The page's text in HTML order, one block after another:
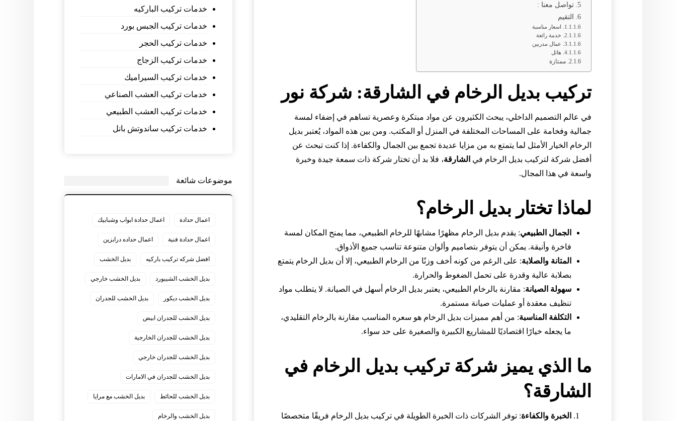
تواصل معنا :
التقيم
اسعار مناسبة
خدمة رائعة
عمال مدربين
هائل
ممتازة
تركيب بديل الرخام في الشارقة: شركة نور
في عالم التصميم الداخلي، يبحث الكثيرون عن مواد مبتكرة وعصرية تساهم في إضفاء لمسة
جمالية وفخامة على المساحات المختلفة في المنزل أو المكتب. ومن بين هذه المواد، يُعتبر بديل
الرخام الخيار الأمثل لما يتمتع به من مزايا عديدة تجمع بين الجمال والكفاءة. إذا كنت تبحث عن
أفضل شركة لتركيب بديل الرخام في الشارقة، فلا بد أن تختار شركة ذات سمعة جيدة وخبرة
واسعة في هذا المجال.
لماذا تختار بديل الرخام؟
الجمال الطبيعي: يقدم بديل الرخام مظهرًا مشابهًا للرخام الطبيعي، مما يمنح المكان لمسة
فاخرة وأنيقة. يمكن أن يتوفر بتصاميم وألوان متنوعة تناسب جميع الأذواق.
المتانة والصلابة: على الرغم من كونه أخف وزنًا من الرخام الطبيعي، إلا أن بديل الرخام يتمتع
بصلابة عالية وقدرة على تحمل الضغوط والحرارة.
سهولة الصيانة: مقارنة بالرخام الطبيعي، يعتبر بديل الرخام أسهل في الصيانة. لا يتطلب مواد
تنظيف معقدة أو عمليات صيانة مستمرة.
التكلفة المناسبة: من أهم مميزات بديل الرخام هو سعره المناسب مقارنة بالرخام التقليدي،
ما يجعله خيارًا اقتصاديًا للمشاريع الكبيرة والصغيرة على حد سواء.
ما الذي يميز شركة تركيب بديل الرخام في
الشارقة؟
الخبرة والكفاءة: توفر الشركات ذات الخبرة الطويلة في تركيب بديل الرخام فريقًا متخصصًا
خدمات تركيب الباركيه
خدمات تركيب الجبس بورد
خدمات تركيب الحجر
خدمات تركيب الزجاج
خدمات تركيب السيراميك
خدمات تركيب العشب الصناعي
خدمات تركيب العشب الطبيعي
خدمات تركيب ساندوتش بانل
موضوعات شائعة
اعمال حدادة اعمال حدادة ابواب وشبابيك
اعمال حدادة فنية اعمال حداده درابزين
افضل شركه تركيب باركيه بديل الخشب
بديل الخشب الشيبورد بديل الخشب خارجي
بديل الخشب ديكور بديل الخشب للجدران
بديل الخشب للجدران ابيض
بديل الخشب للجدران الخارجية
بديل الخشب للجدران خارجي
بديل الخشب للجدران في الامارات
بديل الخشب للحائط بديل الخشب مع مرايا
بديل الخشب والرخام